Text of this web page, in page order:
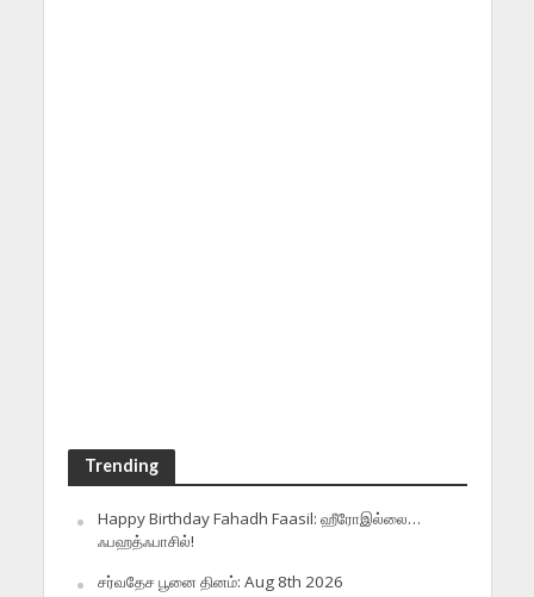
Trending
Happy Birthday Fahadh Faasil: ஹீரோஇல்லை…
ஃபஹத்ஃபாசில்!
சர்வதேச பூனை தினம்: Aug 8th 2026